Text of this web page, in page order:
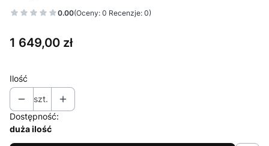
0.00(Oceny: 0 Recenzje: 0)
Cena
1 649,00 zł
Ilość
szt.
Dostępność:
duża ilość